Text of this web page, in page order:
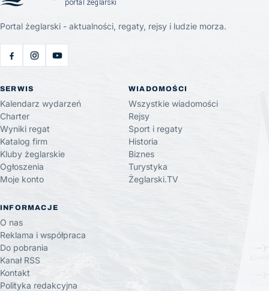
Portal żeglarski - aktualności, regaty, rejsy i ludzie morza.
SERWIS
Kalendarz wydarzeń
Charter
Wyniki regat
Katalog firm
Kluby żeglarskie
Ogłoszenia
Moje konto
WIADOMOŚCI
Wszystkie wiadomości
Rejsy
Sport i regaty
Historia
Biznes
Turystyka
Żeglarski.TV
INFORMACJE
O nas
Reklama i współpraca
Do pobrania
Kanał RSS
Kontakt
Polityka redakcyjna